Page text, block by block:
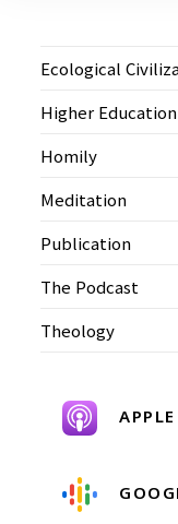
Ecological
Higher Education
Homily
Meditation
Publication
The Podcast
Theology